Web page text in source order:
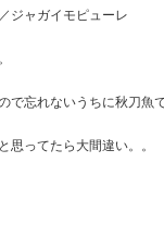
ジャガイモピューレ
で忘れないうちに秋刀魚
思ってたら大間違い。。